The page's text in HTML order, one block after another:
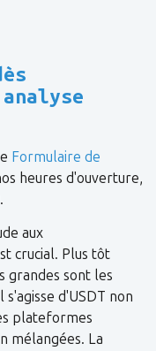
Formulaire de
heures d'ouverture,
aux
crucial. Plus tôt
grandes sont les
d'USDT non
plateformes
mélangées. La